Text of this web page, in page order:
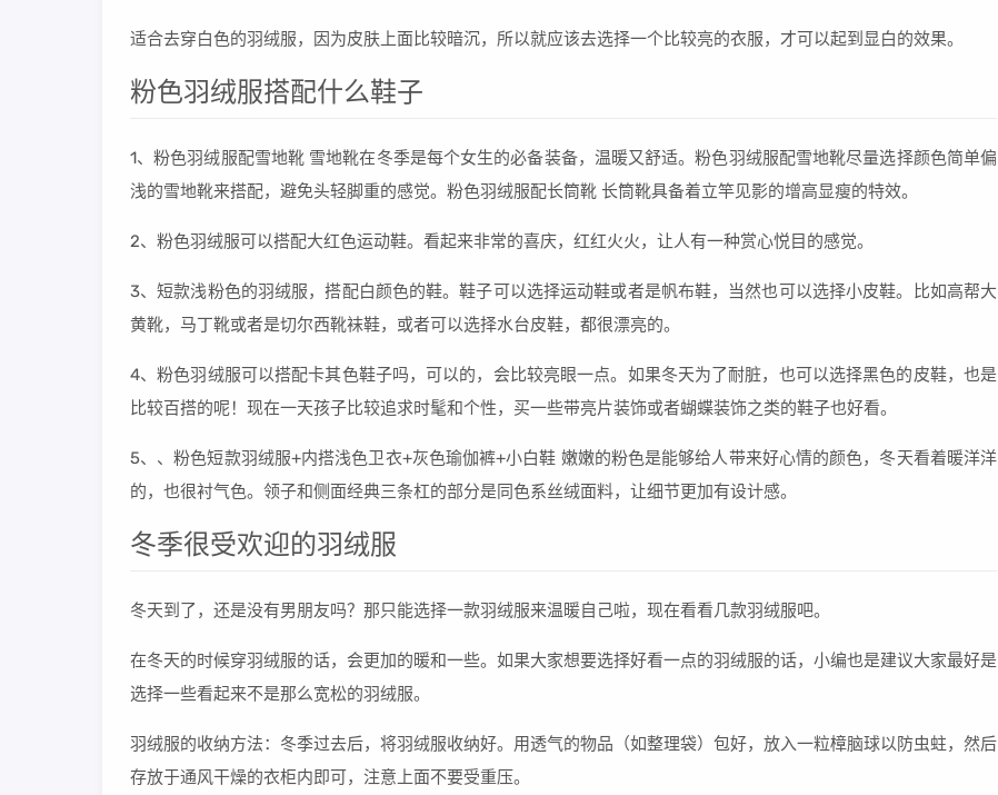
适合去穿白色的羽绒服，因为皮肤上面比较暗沉，所以就应该去选择一个比较亮的衣服，才可以起到显白的效果。
粉色羽绒服搭配什么鞋子
1、粉色羽绒服配雪地靴 雪地靴在冬季是每个女生的必备装备，温暖又舒适。粉色羽绒服配雪地靴尽量选择颜色简单偏
浅的雪地靴来搭配，避免头轻脚重的感觉。粉色羽绒服配长筒靴 长筒靴具备着立竿见影的增高显瘦的特效。
2、粉色羽绒服可以搭配大红色运动鞋。看起来非常的喜庆，红红火火，让人有一种赏心悦目的感觉。
3、短款浅粉色的羽绒服，搭配白颜色的鞋。鞋子可以选择运动鞋或者是帆布鞋，当然也可以选择小皮鞋。比如高帮大
黄靴，马丁靴或者是切尔西靴袜鞋，或者可以选择水台皮鞋，都很漂亮的。
4、粉色羽绒服可以搭配卡其色鞋子吗，可以的，会比较亮眼一点。如果冬天为了耐脏，也可以选择黑色的皮鞋，也是
比较百搭的呢！现在一天孩子比较追求时髦和个性，买一些带亮片装饰或者蝴蝶装饰之类的鞋子也好看。
5、、粉色短款羽绒服+内搭浅色卫衣+灰色瑜伽裤+小白鞋 嫩嫩的粉色是能够给人带来好心情的颜色，冬天看着暖洋洋
的，也很衬气色。领子和侧面经典三条杠的部分是同色系丝绒面料，让细节更加有设计感。
冬季很受欢迎的羽绒服
冬天到了，还是没有男朋友吗？那只能选择一款羽绒服来温暖自己啦，现在看看几款羽绒服吧。
在冬天的时候穿羽绒服的话，会更加的暖和一些。如果大家想要选择好看一点的羽绒服的话，小编也是建议大家最好是
选择一些看起来不是那么宽松的羽绒服。
羽绒服的收纳方法：冬季过去后，将羽绒服收纳好。用透气的物品（如整理袋）包好，放入一粒樟脑球以防虫蛀，然后
存放于通风干燥的衣柜内即可，注意上面不要受重压。